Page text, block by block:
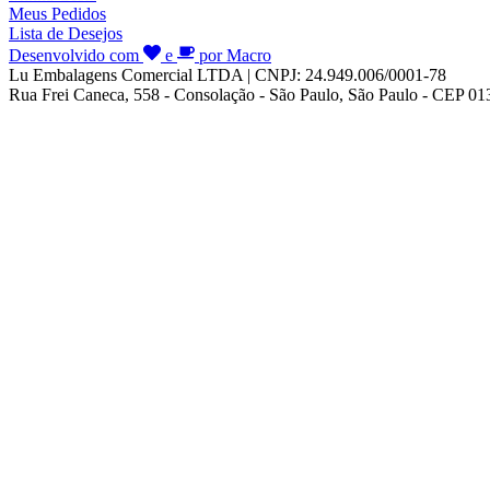
Meus Pedidos
Lista de Desejos
Desenvolvido com
e
por Macro
Lu Embalagens Comercial LTDA | CNPJ: 24.949.006/0001-78
Rua Frei Caneca, 558 - Consolação - São Paulo, São Paulo - CEP